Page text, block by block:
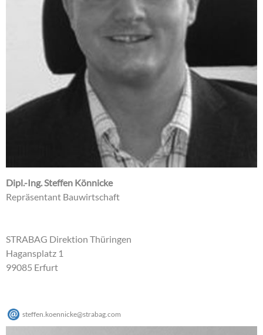
Dipl.-Ing. Steffen Könnicke
Repräsentant Bauwirtschaft
STRABAG Direktion Thüringen
Hagansplatz 1
99085 Erfurt
steffen.koennicke@strabag com